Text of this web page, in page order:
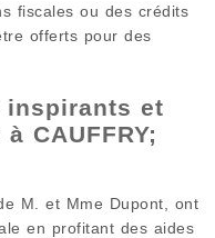
fiscales ou des crédits
offerts pour des
inspirants et
CAUFFRY;
M. et Mme Dupont, ont
en profitant des aides